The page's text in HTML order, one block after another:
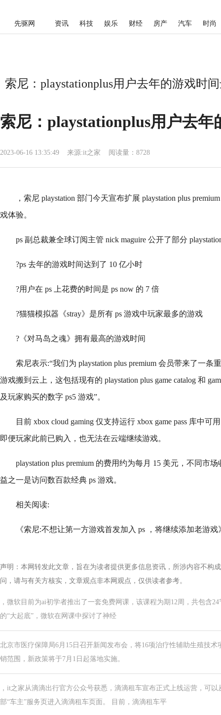
先驱网 资讯 科技 娱乐 财经 房产 汽车 时尚
索尼：playstationplus用户去年的游戏时
索尼：playstationplus用户去年
2023-06-16 13:35:49 来源:it之家 阅读量：8728
，索尼 playstation 部门今天宣布扩展 playstation plus
戏体验。
ps 副总裁兼全球订阅主管 nick maguire 公开了部分
?ps 去年的游戏时间达到了 10 亿小时
?用户在 ps 上花费的时间是 ps now 的 7 倍
?猫猫模拟器《stray》是所有 ps 游戏中玩家最多的游戏
?《对马岛之魂》拥有最高的游戏时间
索尼表示:“我们为 playstation plus premium 会员带来了一条
游戏搬到云上，这包括现有的 playstation plus game catalog 和
及玩家购买的数字 ps5 游戏”。
目前 xbox cloud gaming 仅支持运行 xbox game pass 库中
即便玩家此前已购入，也无法在云端继续游戏。
playstation plus premium 的费用约为每月 15 美元，不同市
益之一是访问数百款经典 ps 游戏。
相关阅读:
《索尼:不想让第一方游戏首发加入 ps ，将继续添加老游戏
声明：本网转发此文章，旨在为读者提供更多信息资讯，所涉内容不构
问，请与有关方核实，文章观点非本网观点，仅供读者参考。
，微软目前为ai初学者推出了一套免费网课，该课程为期12周，共包含
的“大起底”，微软在网课中探讨了神经
北京市医疗保障局6月15日召开新闻发布会，将16项治疗性辅助生殖技
销范围，新政策将于7月1日起落地实施。
，it之家从滴滴出行官方公众号获悉，滴滴租车宣布正式上线运营，可以
部“车主”服务页进入滴滴租车页面。 目前，滴滴租车平